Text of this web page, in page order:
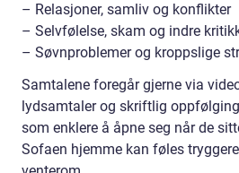
– Relasjoner, samliv og konflikter
– Selvfølelse, skam og indre
– Søvnproblemer og kroppslige
Samtalene foregår gjerne via
lydsamtaler og skriftlig
som enklere å åpne seg når de
Sofaen hjemme kan føles